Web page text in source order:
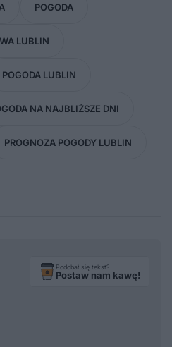
POGODA
LUBLIN
POGODA LUBLIN
NA NAJBLIŻSZE DNI
PROGNOZA POGODY LUBLIN
Podobał się tekst?
Postaw nam kawę!